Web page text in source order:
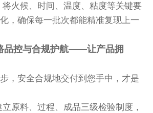
将火候、时间、温度、粘度等关键要
，确保每一批次都能精准复现上一
品控与合规护航——让产品拥
，安全合规地交付到您手中，才是
立原料、过程、成品三级检验制度，